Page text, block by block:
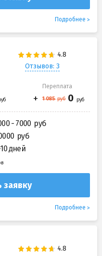
Подробнее
Отзывов: 3
Переплата
- 7000
дней
Подробнее